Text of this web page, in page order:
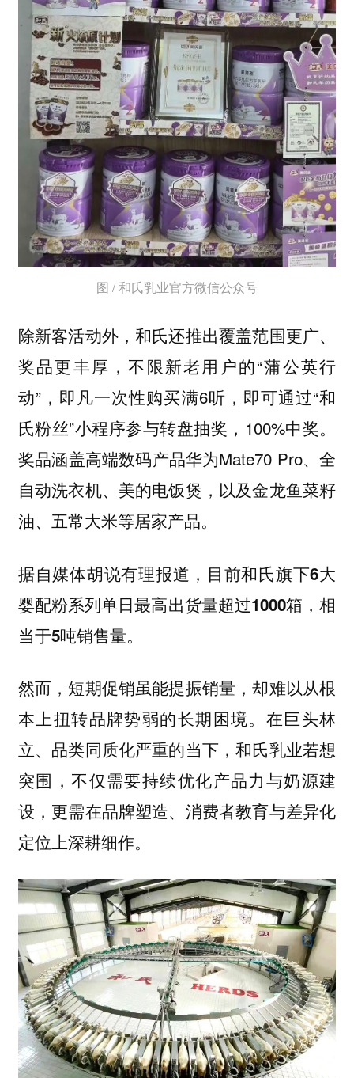
图 / 和氏乳业官方微信公众号
除新客活动外，和氏还推出覆盖范围更广、
奖品更丰厚，不限新老用户的“蒲公英行
动”，即凡一次性购买满6听，即可通过“和
氏粉丝”小程序参与转盘抽奖，100%中奖。
奖品涵盖高端数码产品华为Mate70 Pro、全
自动洗衣机、美的电饭煲，以及金龙鱼菜籽
油、五常大米等居家产品。
据自媒体胡说有理报道，目前和氏旗下6大
婴配粉系列单日最高出货量超过1000箱，相
当于5吨销售量。
然而，短期促销虽能提振销量，却难以从根
本上扭转品牌势弱的长期困境。在巨头林
立、品类同质化严重的当下，和氏乳业若想
突围，不仅需要持续优化产品力与奶源建
设，更需在品牌塑造、消费者教育与差异化
定位上深耕细作。